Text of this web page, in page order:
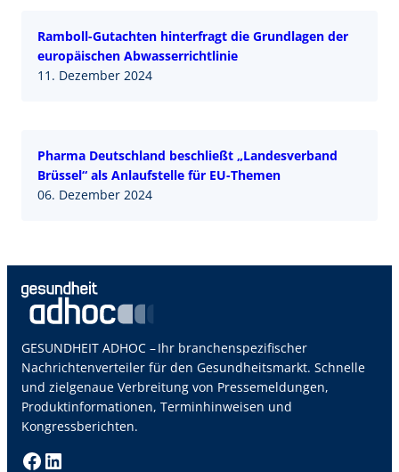
Ramboll-Gutachten hinterfragt die Grundlagen der
europäischen Abwasserrichtlinie
11. Dezember 2024
Pharma Deutschland beschließt „Landesverband
Brüssel“ als Anlaufstelle für EU-Themen
06. Dezember 2024
GESUNDHEIT ADHOC – Ihr branchenspezifischer
Nachrichtenverteiler für den Gesundheitsmarkt. Schnelle
und zielgenaue Verbreitung von Pressemeldungen,
Produktinformationen, Terminhinweisen und
Kongressberichten.
Facebook LinkedIn